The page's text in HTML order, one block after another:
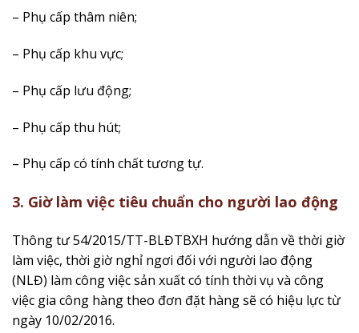
– Phụ cấp thâm niên;
– Phụ cấp khu vực;
– Phụ cấp lưu động;
– Phụ cấp thu hút;
– Phụ cấp có tính chất tương tự.
3. Giờ làm việc tiêu chuẩn cho người lao động
Thông tư 54/2015/TT-BLĐTBXH hướng dẫn về thời giờ
làm việc, thời giờ nghỉ ngơi đối với người lao động
(NLĐ) làm công việc sản xuất có tính thời vụ và công
việc gia công hàng theo đơn đặt hàng sẽ có hiệu lực từ
ngày 10/02/2016.